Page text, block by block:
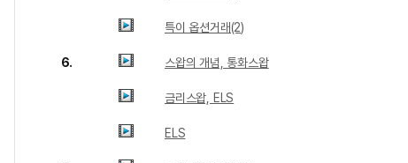
특이 옵션거래(2)
6. 스왑의 개념, 통화스왑
금리스왑, ELS
ELS